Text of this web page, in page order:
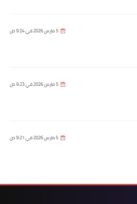
5 مارس 2026 في 9:24 ص
5 مارس 2026 في 9:23 ص
5 مارس 2026 في 9:21 ص